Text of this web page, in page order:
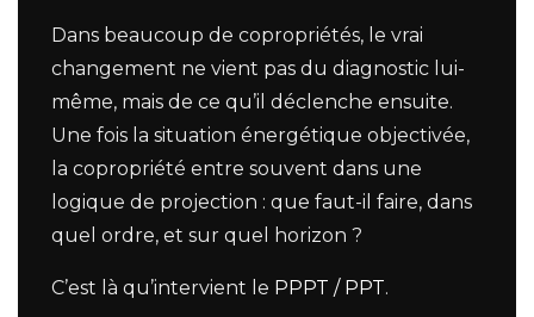
Dans beaucoup de copropriétés, le vrai
changement ne vient pas du diagnostic lui-
même, mais de ce qu’il déclenche ensuite.
Une fois la situation énergétique objectivée,
la copropriété entre souvent dans une
logique de projection : que faut-il faire, dans
quel ordre, et sur quel horizon ?
C’est là qu’intervient le PPPT / PPT.